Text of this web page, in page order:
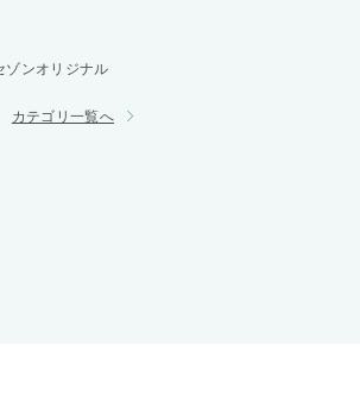
ゾンオリジナル
カテゴリ一覧へ